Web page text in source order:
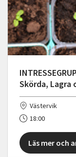
Skörda, Lagra
Västervik
18:00
Läs mer och